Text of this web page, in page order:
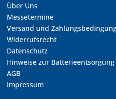
Über Uns
Messetermine
Versand und
Widerrufsrecht
Datenschutz
Hinweise zur Batterieentsorgung
AGB
Impressum